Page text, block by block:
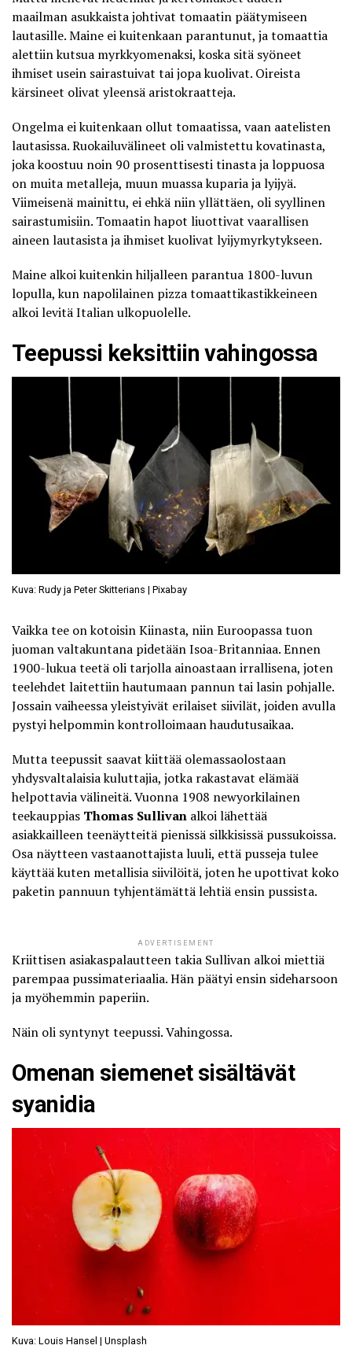
maailman asukkaista johtivat tomaatin päätymiseen
lautasille.Maine ei kuitenkaan parantunut, ja tomaattia
alettiin kutsua myrkkyomenaksi, koska sitä syöneet
ihmiset usein sairastuivat tai jopa kuolivat. Oireista
kärsineet olivat yleensä aristokraatteja.
Ongelma ei kuitenkaan ollut tomaatissa, vaan aatelisten
lautasissa. Ruokailuvälineet oli valmistettu kovatinasta,
joka koostuu noin 90 prosenttisesti tinasta ja loppuosa
on muita metalleja, muun muassa kuparia ja lyijyä.
Viimeisenä mainittu, ei ehkä niin yllättäen, oli syyllinen
sairastumisiin. Tomaatin hapot liuottivat vaarallisen
aineen lautasista ja ihmiset kuolivat lyijymyrkytykseen.
Maine alkoi kuitenkin hiljalleen parantua 1800-luvun
lopulla, kun napolilainen pizza tomaattikastikkeineen
alkoi levitä Italian ulkopuolelle.
Teepussi keksittiin vahingossa
Kuva: Rudy ja Peter Skitterians | Pixabay
Vaikkatee on kotoisin Kiinasta, niin Euroopassa tuon
juoman valtakuntana pidetään Isoa-Britanniaa. Ennen
1900-lukua teetä oli tarjolla ainoastaan irrallisena, joten
teelehdet laitettiin hautumaan pannun tai lasin pohjalle.
Jossain vaiheessa yleistyivät erilaiset siivilät, joiden avulla
pystyi helpommin kontrolloimaan haudutusaikaa.
Mutta teepussit saavat kiittää olemassaolostaan
yhdysvaltalaisia kuluttajia, jotka rakastavat elämää
helpottavia välineitä. Vuonna 1908 newyorkilainen
teekauppias Thomas Sullivan alkoi lähettää
asiakkailleenteenäytteitä pienissä silkkisissä pussukoissa.
Osa näytteen vastaanottajista luuli, että pusseja tulee
käyttää kuten metallisia siivilöitä, joten he upottivat koko
paketin pannuun tyhjentämättä lehtiä ensin pussista.
ADVERTISEMENT
Kriittisen asiakaspalautteen takia Sullivan alkoi miettiä
parempaa pussimateriaalia. Hän päätyi ensin sideharsoon
ja myöhemmin paperiin.
Näin oli syntynyt teepussi. Vahingossa.
Omenan siemenet sisältävät
syanidia
Kuva: Louis Hansel | Unsplash